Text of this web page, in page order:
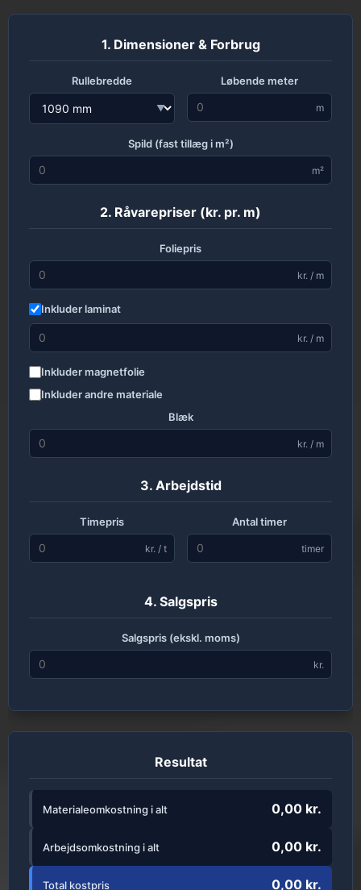
1. Dimensioner & Forbrug
Rullebredde
▼
Løbende meter
m
Spild (fast tillæg i m²)
m²
2. Råvarepriser (kr. pr. m)
Foliepris
kr. / m
Inkluder laminat
kr. / m
Inkluder magnetfolie
Inkluder andre materiale
Blæk
kr. / m
3. Arbejdstid
Timepris
kr. / t
Antal timer
timer
4. Salgspris
Salgspris (ekskl. moms)
kr.
Resultat
Materialeomkostning i alt 0,00 kr.
Arbejdsomkostning i alt 0,00 kr.
Total kostpris 0,00 kr.